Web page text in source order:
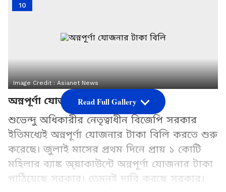
10
Image Credit :Asianet News
অন্নপূর্ণা যোজনার টাকা বিলি
শুভেন্দু অধিকারীর নেতৃত্বাধীন বিজেপি সরকার
ইতিমধ্যেই অন্নপূর্ণা যোজনার টাকা বিলি করতে শুরু
করেছে। জুলাই মাসের প্রথম দিনে প্রায় ১ কোটি
মহিলার ব্যাঙ্ক অ্য়াকাউন্টে অন্নপূর্ণা যোজনার টাকা
পাঠিয়েছে সরকার। তেমনই দাবি করছে সরকার।
Read Full Gallery